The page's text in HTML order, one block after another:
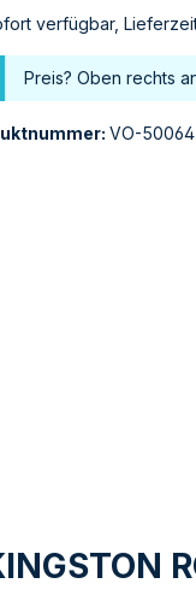
verfügbar,
Preis? Oben rechts
VO-